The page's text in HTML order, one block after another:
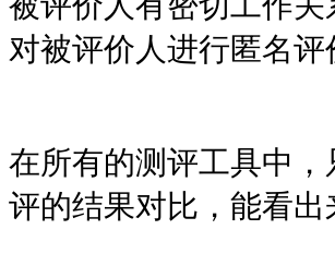
对被评价人进行匿名
在所有的测评工具中，
评的结果对比，能看